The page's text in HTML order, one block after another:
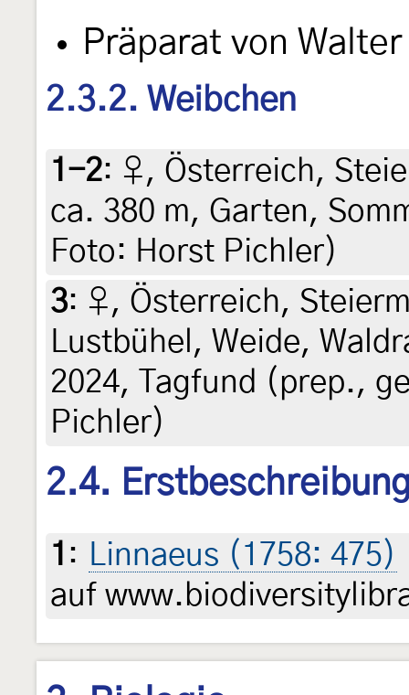
Präparat von
2.3.2. Weibchen
1-2: ♀, Österreich,
ca. 380 m, Garten,
Foto: Horst Pichler)
3: ♀, Österreich,
Lustbühel, Weide,
2024, Tagfund (prep.,
Pichler)
2.4.
1 : Linnaeus (1758: 475)
auf